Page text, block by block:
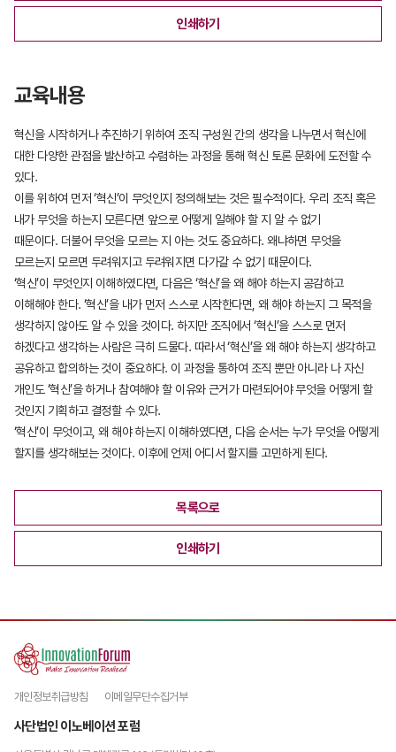
인쇄하기
교육내용
혁신을 시작하거나 추진하기 위하여 조직 구성원 간의 생각을 나누면서 혁신에
대한 다양한 관점을 발산하고 수렴하는 과정을 통해 혁신 토론 문화에 도전할 수
있다.
이를 위하여 먼저 ‘혁신’이 무엇인지 정의해보는 것은 필수적이다. 우리 조직 혹은
내가 무엇을 하는지 모른다면 앞으로 어떻게 일해야 할 지 알 수 없기
때문이다. 더불어 무엇을 모르는 지 아는 것도 중요하다. 왜냐하면 무엇을
모르는지 모르면 두려워지고 두려워지면 다가갈 수 없기 때문이다.
‘혁신’이 무엇인지 이해하였다면, 다음은 ‘혁신’을 왜 해야 하는지 공감하고
이해해야 한다. ‘혁신’을 내가 먼저 스스로 시작한다면, 왜 해야 하는지 그 목적을
생각하지 않아도 알 수 있을 것이다. 하지만 조직에서 ‘혁신’을 스스로 먼저
하겠다고 생각하는 사람은 극히 드물다. 따라서 ‘혁신’을 왜 해야 하는지 생각하고
공유하고 합의하는 것이 중요하다. 이 과정을 통하여 조직 뿐만 아니라 나 자신
개인도 ‘혁신’을 하거나 참여해야 할 이유와 근거가 마련되어야 무엇을 어떻게 할
것인지 기획하고 결정할 수 있다.
‘혁신’이 무엇이고, 왜 해야 하는지 이해하였다면, 다음 순서는 누가 무엇을 어떻게
할지를 생각해보는 것이다. 이후에 언제 어디서 할지를 고민하게 된다.
목록으로
인쇄하기
개인정보취급방침 이메일무단수집거부
사단법인 이노베이션 포럼